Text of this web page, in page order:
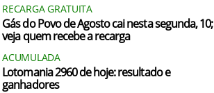
RECARGA GRATUITA
Gás do Povo de Agosto cai nesta segunda, 10;
veja quem recebe a recarga
ACUMULADA
Lotomania 2960 de hoje: resultado e
ganhadores